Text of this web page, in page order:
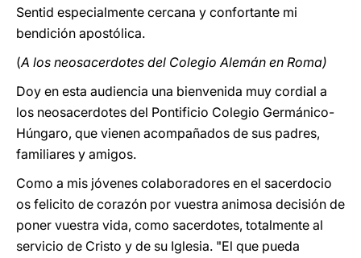
Sentid especialmente cercana y confortante mi
bendición apostólica.
(A los neosacerdotes del Colegio Alemán en Roma)
Doy en esta audiencia una bienvenida muy cordial a
los neosacerdotes del Pontificio Colegio Germánico-
Húngaro, que vienen acompañados de sus padres,
familiares y amigos.
Como a mis jóvenes colaboradores en el sacerdocio
os felicito de corazón por vuestra animosa decisión de
poner vuestra vida, como sacerdotes, totalmente al
servicio de Cristo y de su Iglesia. "El que pueda